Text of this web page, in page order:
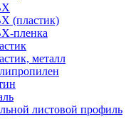
(пластик)
пленка
металл
листовой профиль